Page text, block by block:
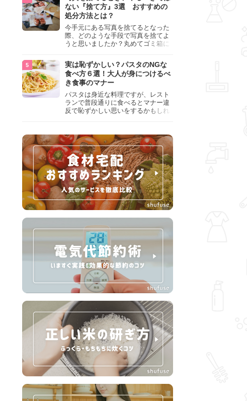
ない『捨て方』3選 おすすめの
処分方法とは？
今手元にある写真を捨てるとなった
際、どのような手段で写真を捨てよ
うと思いましたか？丸めてゴミ箱に
真は個人情報が詰まっているので、
ただ丸めただけの状態で捨ててしま
うのは危険です。写真にすべきでは
ない捨て方をまとめているので、ぜ
ひチェックしておきましょう。
実は恥ずかしい？パスタのNGな
食べ方６選！大人が身につけるべ
き食事のマナー
パスタは身近な料理ですが、レスト
ランで普段通りに食べるとマナー違
反で恥ずかしい思いをするかもしれ
して、正しい食べ方を確認しましょ
う。大人の嗜みとして知っておきた
い新常識を解説します。